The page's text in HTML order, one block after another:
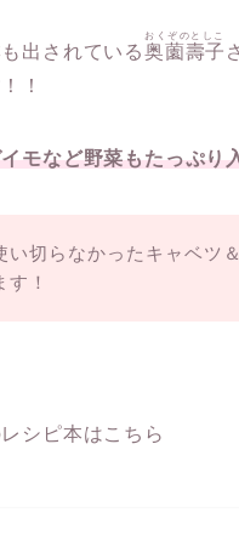
出されている奥薗壽子
おくぞのとしこ
！
モなど野菜もたっぷり
い切らなかったキャベツ
す！
シピ本はこちら